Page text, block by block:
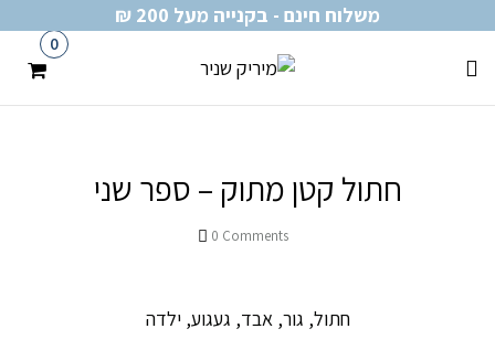
משלוח חינם - בקנייה מעל 200 ₪
0
חתול קטן מתוק – ספר שני
0 Comments
חתול, גור, אבד, געגוע, ילדה